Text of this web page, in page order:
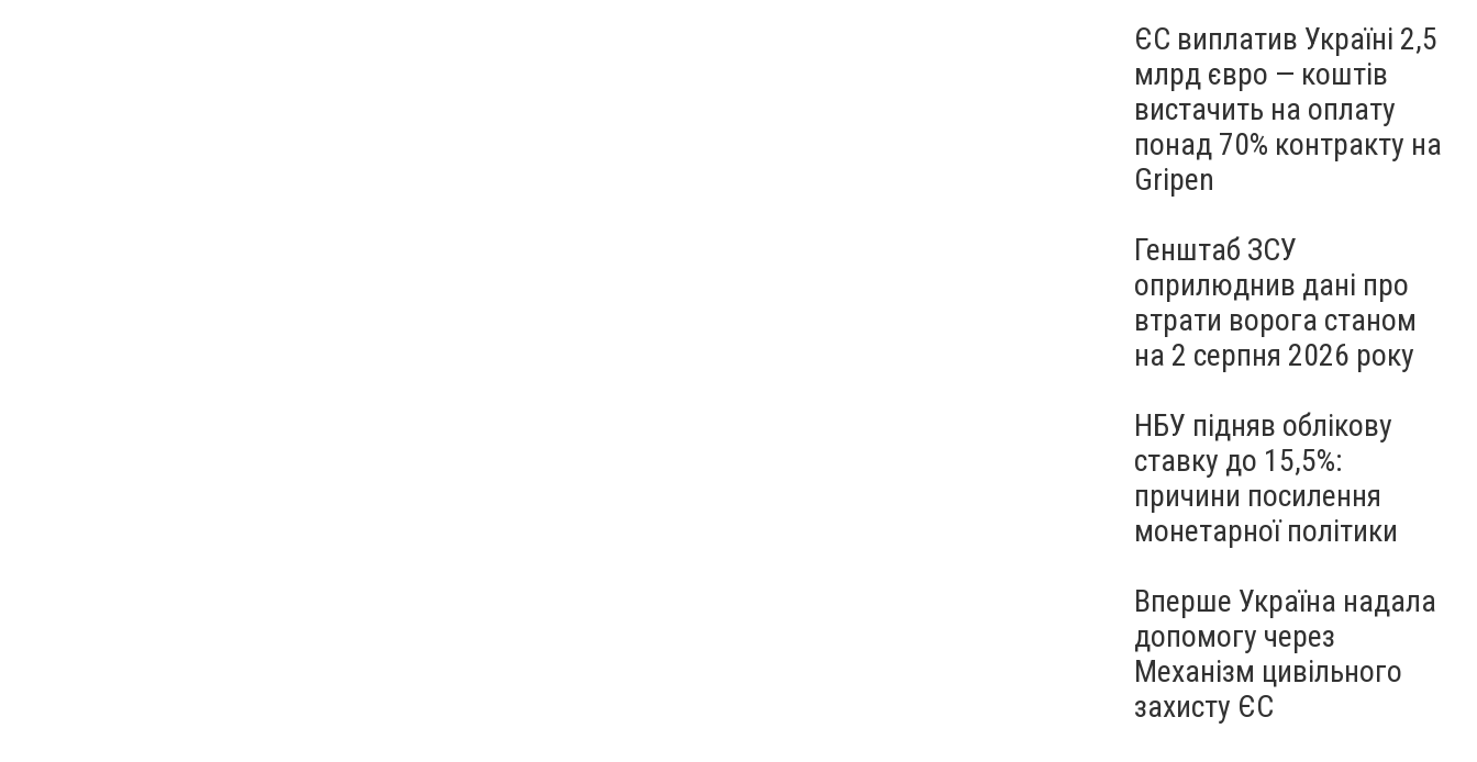
ЄС виплатив Україні 2,5
млрд євро — коштів
вистачить на оплату
понад 70% контракту на
Gripen
Генштаб ЗСУ
оприлюднив дані про
втрати ворога станом
на 2 серпня 2026 року
НБУ підняв облікову
ставку до 15,5%:
причини посилення
монетарної політики
Вперше Україна надала
допомогу через
Механізм цивільного
захисту ЄС